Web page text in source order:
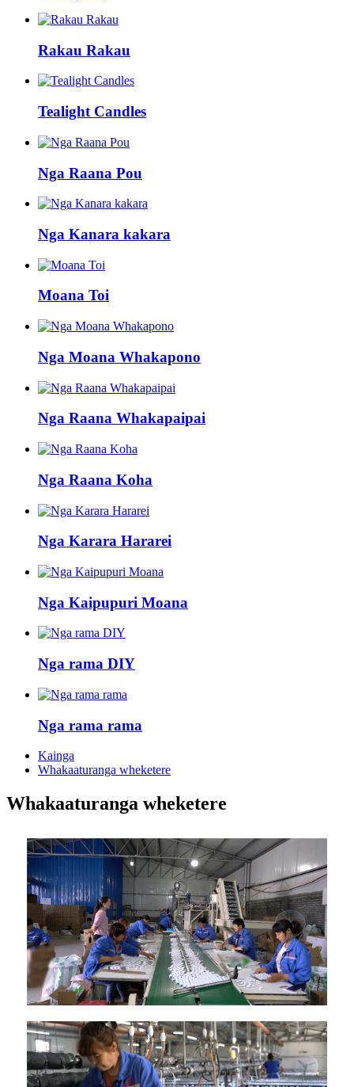
Rakau Rakau
Tealight Candles
Nga Raana Pou
Nga Kanara kakara
Moana Toi
Nga Moana Whakapono
Nga Raana Whakapaipai
Nga Raana Koha
Nga Karara Hararei
Nga Kaipupuri Moana
Nga rama DIY
Nga rama rama
Kainga
Whakaaturanga wheketere
Whakaaturanga wheketere